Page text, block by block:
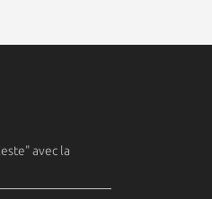
avec la